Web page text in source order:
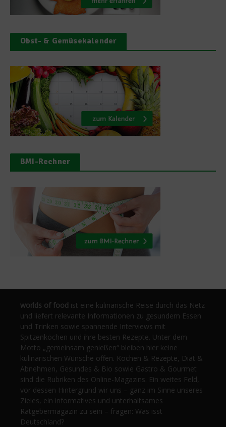
Obst- & Gemüsekalender
BMI-Rechner
worlds of food ist eine kulinarische Reise durch das Netz
und liefert relevante Informationen zu gesundem Essen
und Trinken sowie spannende Interviews mit
Spitzenköchen und ihre besten Rezepte. Unter dem
Motto „gemeinsam genießen“ bleiben hier keine
kulinarischen Wünsche offen. Kochen & Rezepte, Diät &
Abnehmen, Gesundes & Bio sowie Gastro & Gourmet
sind die Rubriken des Online-Magazins. Ein weites Feld,
vor dessen Hintergrund wir uns – ganz im Sinne unseres
Zieles, ein informatives und unterhaltsames
Ratgebermagazin zu sein – fragen: Was isst
Deutschland?